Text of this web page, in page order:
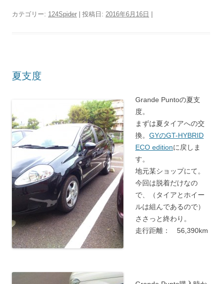
カテゴリー: 124Spider | 投稿日: 2016年6月16日 |
夏支度
Grande Puntoの夏支
度。
まずは夏タイアへの交
換。 GYのGT-HYBRID
ECO editionに戻しま
す。
地元某ショップにて。
今回は脱着だけなの
で、（タイアとホイー
ルは組んであるので）
ささっと終わり。
走行距離： 56,390km